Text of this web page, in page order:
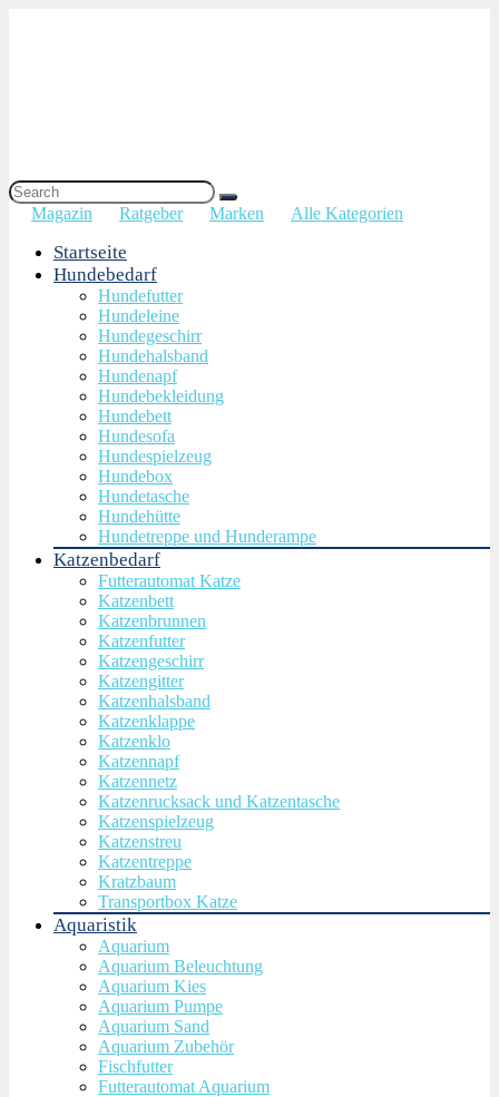
Magazin Ratgeber Marken Alle Kategorien
Startseite
Hundebedarf
Hundefutter
Hundeleine
Hundegeschirr
Hundehalsband
Hundenapf
Hundebekleidung
Hundebett
Hundesofa
Hundespielzeug
Hundebox
Hundetasche
Hundehütte
Hundetreppe und Hunderampe
Katzenbedarf
Futterautomat Katze
Katzenbett
Katzenbrunnen
Katzenfutter
Katzengeschirr
Katzengitter
Katzenhalsband
Katzenklappe
Katzenklo
Katzennapf
Katzennetz
Katzenrucksack und Katzentasche
Katzenspielzeug
Katzenstreu
Katzentreppe
Kratzbaum
Transportbox Katze
Aquaristik
Aquarium
Aquarium Beleuchtung
Aquarium Kies
Aquarium Pumpe
Aquarium Sand
Aquarium Zubehör
Fischfutter
Futterautomat Aquarium